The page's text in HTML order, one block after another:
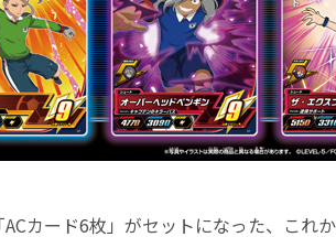
カード6枚」がセットになった、これ